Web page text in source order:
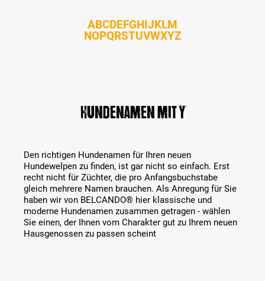
ABCDEFGHIJKLM
NOPQRSTUVWXYZ
Hundenamen mit Y
Den richtigen Hundenamen für Ihren neuen
Hundewelpen zu finden, ist gar nicht so einfach. Erst
recht nicht für Züchter, die pro Anfangsbuchstabe
gleich mehrere Namen brauchen. Als Anregung für Sie
haben wir von BELCANDO® hier klassische und
moderne Hundenamen zusammen getragen - wählen
Sie einen, der Ihnen vom Charakter gut zu Ihrem neuen
Hausgenossen zu passen scheint